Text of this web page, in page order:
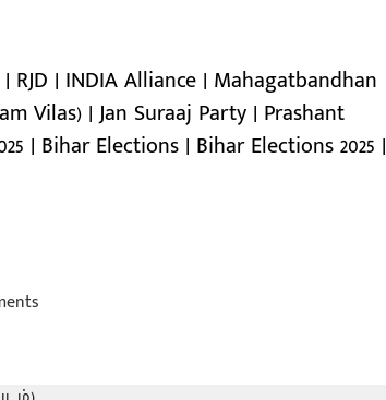
RJD | INDIA Alliance | Mahagatbandhan
Vilas) | Jan Suraaj Party | Prashant
| Bihar Elections | Bihar Elections 2025 |